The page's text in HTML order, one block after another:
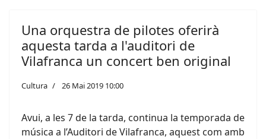
Una orquestra de pilotes oferirà
aquesta tarda a l'auditori de
Vilafranca un concert ben original
Cultura 26 Mai 2019 10:00
Avui, a les 7 de la tarda, continua la temporada de
música a l’Auditori de Vilafranca, aquest com amb